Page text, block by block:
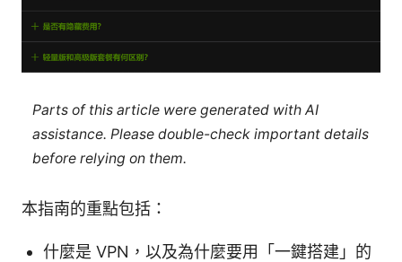
Parts of this article were generated with AI
assistance. Please double-check important details
before relying on them.
本指南的重點包括：
什麼是 VPN，以及為什麼要用「一鍵搭建」的